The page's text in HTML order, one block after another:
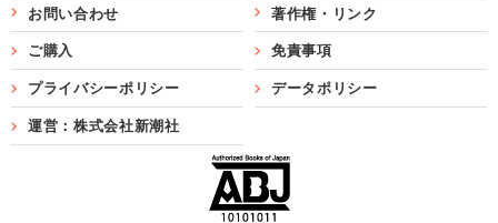
お問い合わせ 著作権・リンク
ご購入 免責事項
プライバシーポリシー データポリシー
運営：株式会社新潮社